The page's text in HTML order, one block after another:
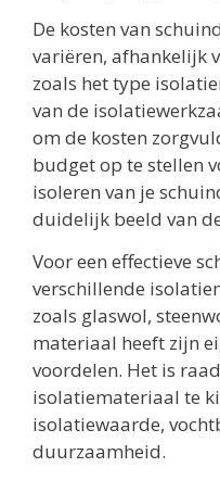
De kosten van
variëren, afhankelijk
zoals het type
van de
om de kosten
budget op te stellen
isoleren van je
duidelijk beeld van
Voor een effectieve
verschillende
zoals glaswol,
materiaal heeft zijn
voordelen. Het is
isolatiemateriaal te
isolatiewaarde,
duurzaamheid.